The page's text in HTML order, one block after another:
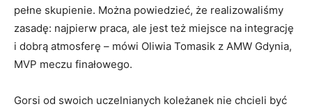
pełne skupienie. Można powiedzieć, że realizowaliśmy
zasadę: najpierw praca, ale jest też miejsce na integrację
i dobrą atmosferę – mówi Oliwia Tomasik z AMW Gdynia,
MVP meczu finałowego.
Gorsi od swoich uczelnianych koleżanek nie chcieli być